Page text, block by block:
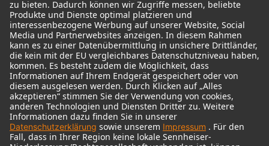
© 2018 - 2026Georg Neumann GmbH
Impressum